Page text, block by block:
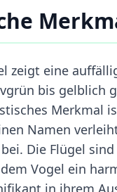
zeigt eine
bis gelblich
Merkmal
Namen
Die Flügel
Vogel ein
in ihrem